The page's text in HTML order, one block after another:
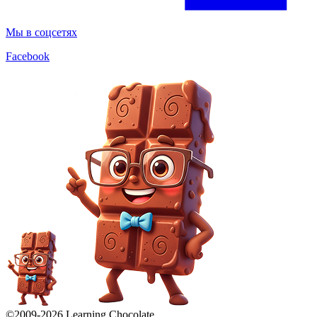
Мы в соцсетях
Facebook